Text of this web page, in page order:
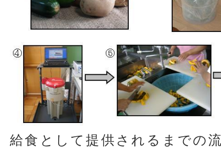
給食として提供されるまでの